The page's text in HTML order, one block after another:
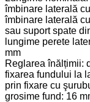
îmbinare laterală
îmbinare laterală
sau suport spate
lungime perete
mm
Reglarea înălțimii:
fixarea fundului la
prin fixare cu
grosime fund: 16